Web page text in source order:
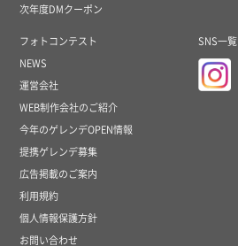
次年度DMクーポン
フォトコンテスト
NEWS
運営会社
WEB制作会社のご紹介
今年のゲレンデOPEN情報
提携ゲレンデ募集
広告掲載のご案内
利用規約
個人情報保護方針
お問い合わせ
SNS一覧